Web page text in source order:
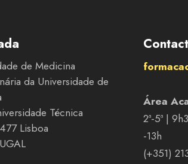
de Medicina
da Universidade de
Técnica
Lisboa
Área
2ª-5ª |
-13h
(+351)